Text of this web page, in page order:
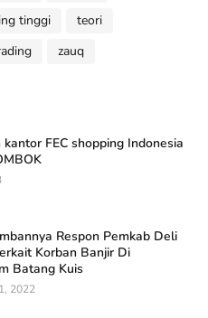
tinggi
teori
zauq
kantor FEC shopping Indonesia
Respon Pemkab Deli
Korban Banjir Di
Batang Kuis
2022